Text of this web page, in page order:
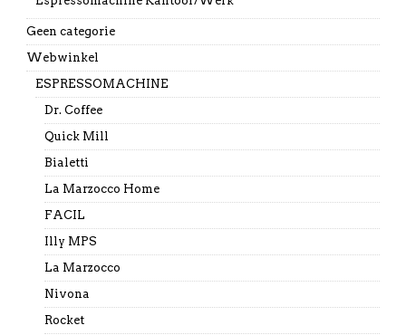
Geen categorie
Webwinkel
ESPRESSOMACHINE
Dr. Coffee
Quick Mill
Bialetti
La Marzocco Home
FACIL
Illy MPS
La Marzocco
Nivona
Rocket